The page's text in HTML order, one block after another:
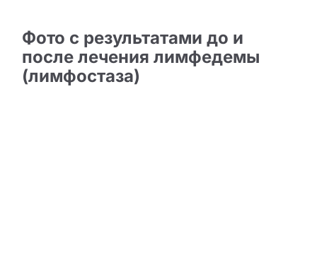
Фото с результатами до и
после лечения лимфедемы
(лимфостаза)